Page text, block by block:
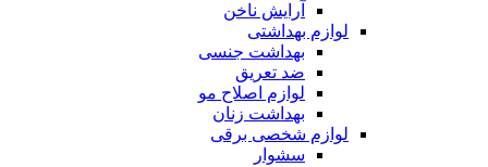
آرایش ناخن
لوازم بهداشتی
بهداشت جنسی
ضد تعریق
لوازم اصلاح مو
بهداشت زنان
لوازم شخصی برقی
سشوار